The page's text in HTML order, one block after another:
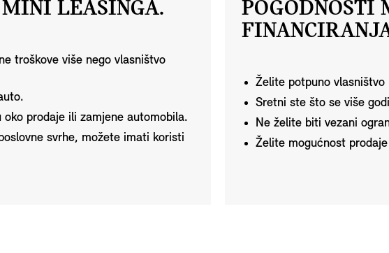
LEASINGA.
troškove više nego vlasništvo
prodaje ili zamjene automobila.
svrhe, možete imati koristi
POGODNOSTI
Želite potpuno vlasništvo
Sretni ste što se više
Ne želite biti vezani
Želite mogućnost